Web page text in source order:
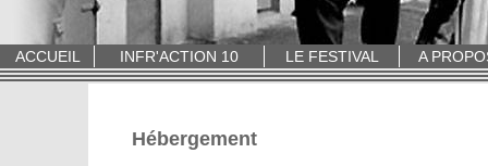
ACCUEIL INFR'ACTION 10 LE FESTIVAL A
Hébergement